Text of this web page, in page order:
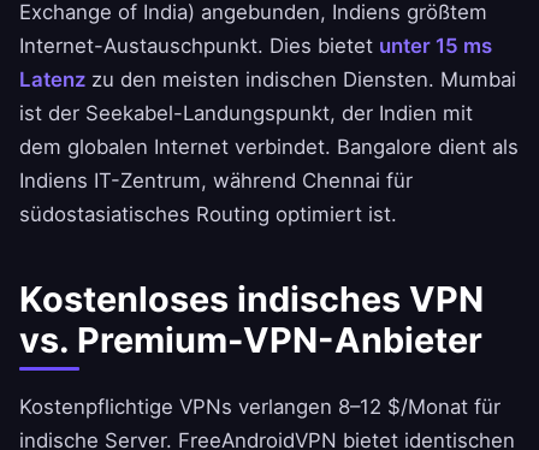
Exchange of India) angebunden, Indiens größtem
Internet-Austauschpunkt. Dies bietet unter 15 ms
Latenz zu den meisten indischen Diensten. Mumbai
ist der Seekabel-Landungspunkt, der Indien mit
dem globalen Internet verbindet. Bangalore dient als
Indiens IT-Zentrum, während Chennai für
südostasiatisches Routing optimiert ist.
Kostenloses indisches VPN
vs. Premium-VPN-Anbieter
Kostenpflichtige VPNs verlangen 8–12 $/Monat für
indische Server. FreeAndroidVPN bietet identischen